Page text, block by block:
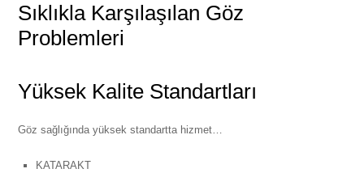
Sıklıkla Karşılaşılan Göz
Problemleri
Yüksek Kalite Standartları
Göz sağlığında yüksek standartta hizmet…
KATARAKT